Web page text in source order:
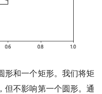
形和一个矩形。我们将矩
但不影响第一个圆形。通